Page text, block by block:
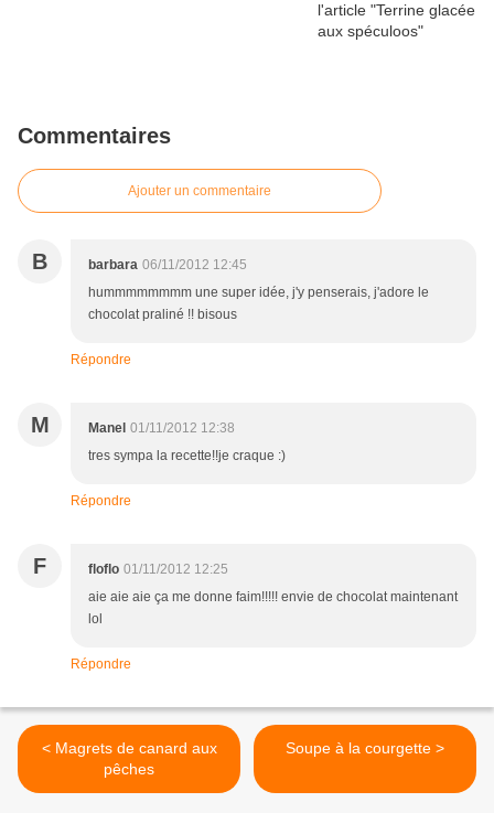
Commentaires
Ajouter un commentaire
B barbara 06/11/2012 12:45
hummmmmmmm une super idée, j'y penserais, j'adore le
chocolat praliné !! bisous
Répondre
M Manel 01/11/2012 12:38
tres sympa la recette!!je craque :)
Répondre
F floflo 01/11/2012 12:25
aie aie aie ça me donne faim!!!!! envie de chocolat maintenant
lol
Répondre
< Magrets de canard aux
pêches
Soupe à la courgette >